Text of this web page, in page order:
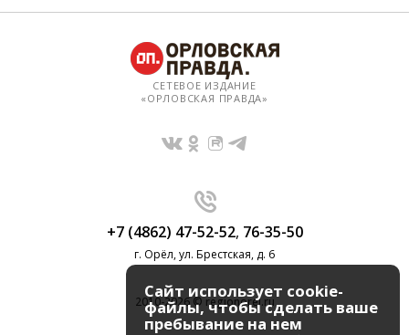
СЕТЕВОЕ ИЗДАНИЕ
«ОРЛОВСКАЯ ПРАВДА»
+7 (4862) 47-52-52, 76-35-50
г. Орёл, ул. Брестская, д. 6
2010-2026 © regionorel.ru
Сайт использует cookie-
файлы, чтобы сделать ваше
пребывание на нем